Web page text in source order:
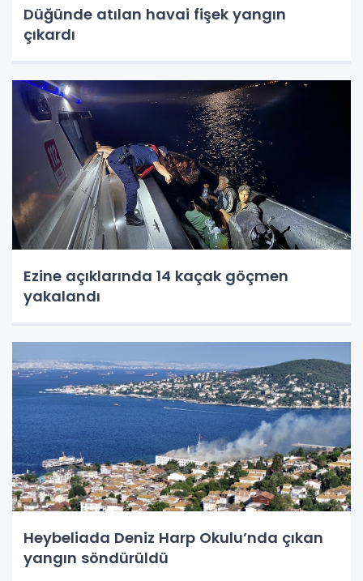
Düğünde atılan havai fişek yangın
çıkardı
Ezine açıklarında 14 kaçak göçmen
yakalandı
Heybeliada Deniz Harp Okulu’nda çıkan
yangın söndürüldü